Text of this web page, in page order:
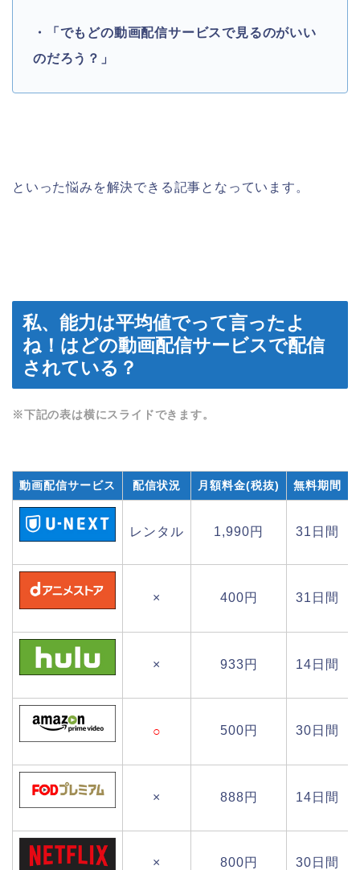
・「でもどの動画配信サービスで見るのがいい
のだろう？」
といった悩みを解決できる記事となっています。
私、能力は平均値でって言ったよ
ね！はどの動画配信サービスで配信
されている？
※下記の表は横にスライドできます。
動画配信サービス 配信状況 月額料金(税抜) 無料期間
レンタル 1,990円 31日間
× 400円 31日間
× 933円 14日間
○ 500円 30日間
× 888円 14日間
× 800円 30日間